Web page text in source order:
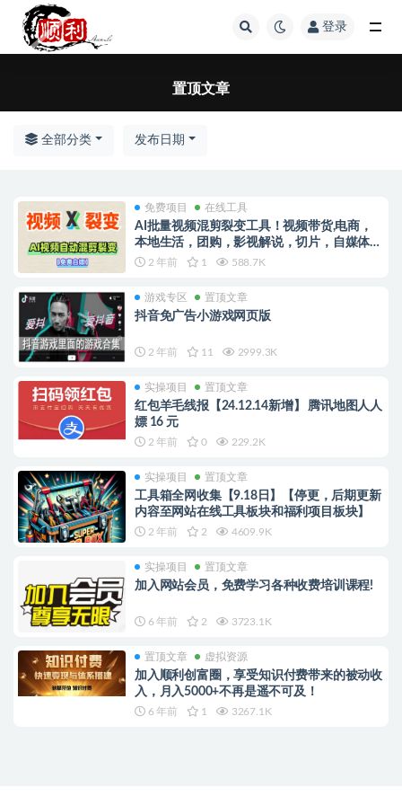
登录
置顶文章
全部分类 发布日期
免费项目 在线工具
AI批量视频混剪裂变工具！视频带货,电商，
本地生活，团购，影视解说，切片，自媒体，
工作室必备神器！
2 年前 1 588.7K
游戏专区 置顶文章
抖音免广告小游戏网页版
2 年前 11 2999.3K
实操项目 置顶文章
红包羊毛线报【24.12.14新增】 腾讯地图人人
嫖 16 元
2 年前 0 229.2K
实操项目 置顶文章
工具箱全网收集【9.18日】【停更，后期更新
内容至网站在线工具板块和福利项目板块】
2 年前 2 4609.9K
实操项目 置顶文章
加入网站会员，免费学习各种收费培训课程!
6 年前 2 3723.1K
置顶文章 虚拟资源
加入顺利创富圈，享受知识付费带来的被动收
入，月入5000+不再是遥不可及！
6 年前 1 3267.1K
置顶文章